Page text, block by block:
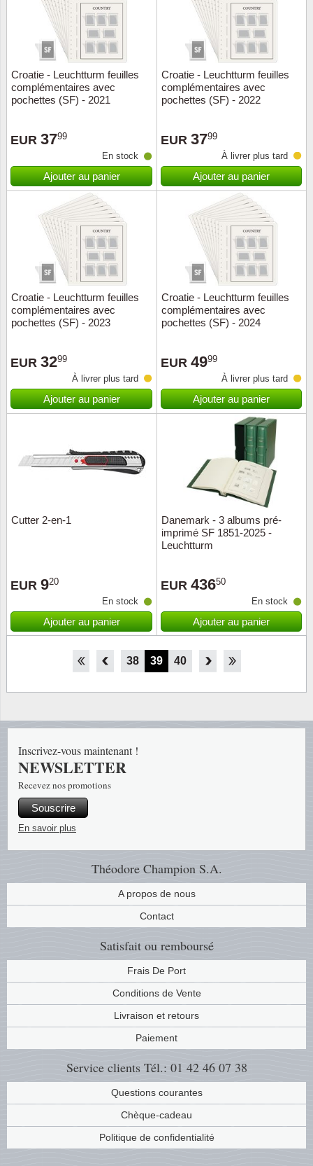
Croatie - Leuchtturm feuilles
complémentaires avec
pochettes (SF) - 2021
EUR 3799
En stock
Ajouter au panier
Croatie - Leuchtturm feuilles
complémentaires avec
pochettes (SF) - 2022
EUR 3799
À livrer plus tard
Ajouter au panier
Croatie - Leuchtturm feuilles
complémentaires avec
pochettes (SF) - 2023
EUR 3299
À livrer plus tard
Ajouter au panier
Croatie - Leuchtturm feuilles
complémentaires avec
pochettes (SF) - 2024
EUR 4999
À livrer plus tard
Ajouter au panier
Cutter 2-en-1
EUR 920
En stock
Ajouter au panier
Danemark - 3 albums pré-
imprimé SF 1851-2025 -
Leuchtturm
EUR 43650
En stock
Ajouter au panier
36 37 38 39 40 41 42
Théodore Champion S.A.
A propos de nous
Contact
Satisfait ou remboursé
Frais De Port
Conditions de Vente
Livraison et retours
Paiement
Service clients Tél.: 01 42 46 07 38
Questions courantes
Chèque-cadeau
Politique de confidentialité
Inscrivez-vous maintenant !
NEWSLETTER
Recevez nos promotions
Souscrire
En savoir plus